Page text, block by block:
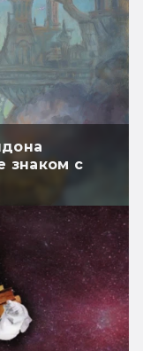
знаком с